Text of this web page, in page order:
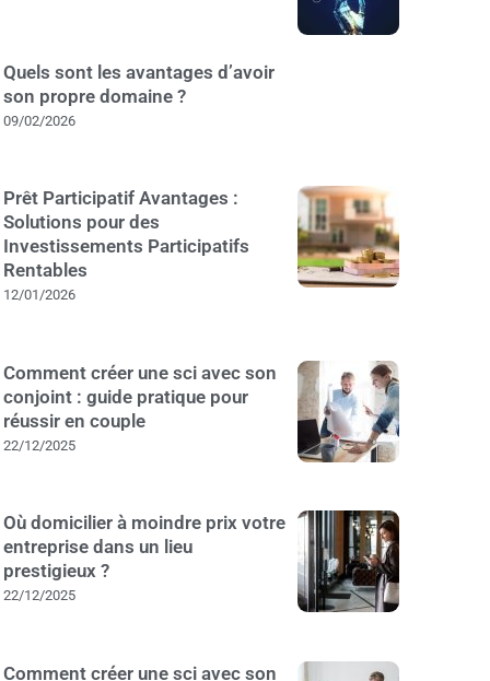
Quels sont les avantages d’avoir
son propre domaine ?
09/02/2026
Prêt Participatif Avantages :
Solutions pour des
Investissements Participatifs
Rentables
12/01/2026
Comment créer une sci avec son
conjoint : guide pratique pour
réussir en couple
22/12/2025
Où domicilier à moindre prix votre
entreprise dans un lieu
prestigieux ?
22/12/2025
Comment créer une sci avec son